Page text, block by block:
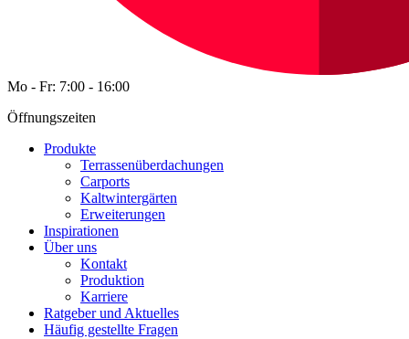
Mo - Fr: 7:00 - 16:00
Öffnungszeiten
Produkte
Terrassenüberdachungen
Carports
Kaltwintergärten
Erweiterungen
Inspirationen
Über uns
Kontakt
Produktion
Karriere
Ratgeber und Aktuelles
Häufig gestellte Fragen